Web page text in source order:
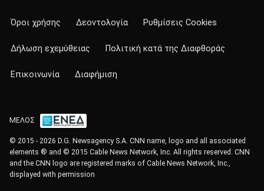
Όροι χρήσης Δεοντολογία Ρυθμίσεις Cookies
Δήλωση εχεμύθειας Πολιτική κατά της Διαφθοράς
Επικοινωνία Διαφήμιση
ΜΕΛΟΣ
© 2015 - 2026 D.G. Newsagency S.A. CNN name, logo and all associated
elements ® and © 2015 Cable News Network, Inc. All rights reserved. CNN
and the CNN logo are registered marks of Cable News Network, Inc.,
displayed with permission